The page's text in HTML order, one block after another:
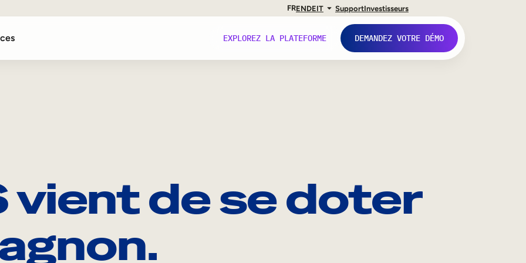
FRENDEIT SupportInvestisseurs
EXPLOREZ LA PLATEFORME DEMANDEZ VOTRE DÉMO
vient de se doter